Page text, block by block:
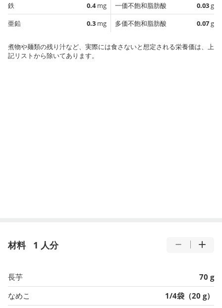
鉄
0.4mg
亜鉛
0.3 mg
一価不飽和脂肪酸
0.03g
多価不飽和脂肪酸
0.07g
煮物や麺類の残り汁など、実際には食さないと想定される栄養価は、上
記リストから除いてあります。
材料 1 人分
長芋
70 g
なめこ
1/4袋（20 g）